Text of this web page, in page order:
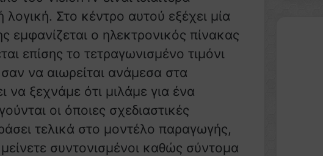
Στο κέντρο αυτού εξέχει μία
εμφανίζεται ο ηλεκτρονικός πίνακας
επίσης το τετραγωνισμένο τιμόνι
να αιωρείται ανάμεσα στα
να ξεχνάμε ότι μιλάμε για ένα
οι όποιες σχεδιαστικές
τελικά στο μοντέλο παραγωγής,
συντονισμένοι καθώς σύντομα